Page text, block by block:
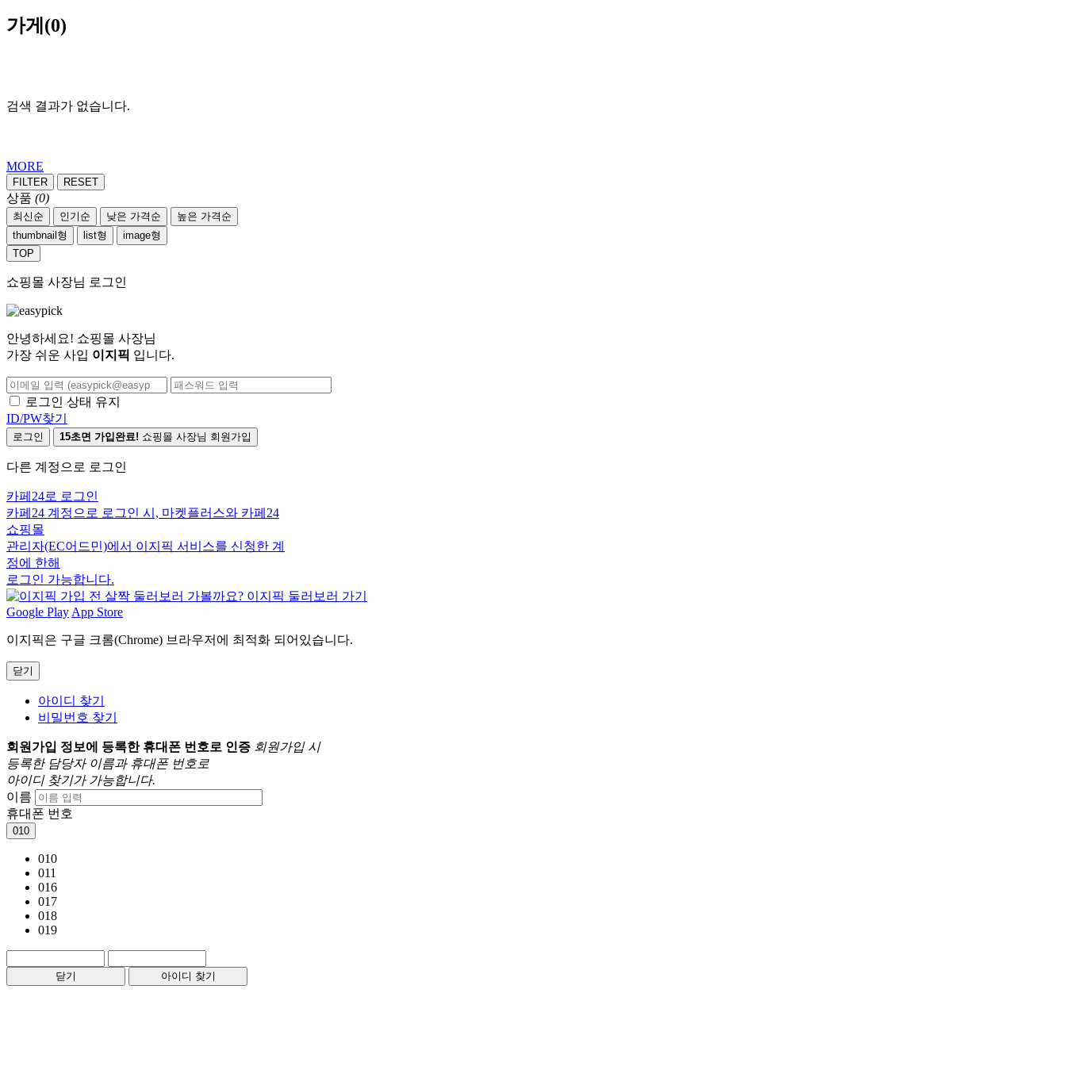
가게 (0)
검색 결과가 없습니다.
MORE
FILTER RESET
상품 (0)
최신순 인기순 낮은 가격순
높은 가격순
thumbnail형
list형
image형
TOP
쇼핑몰 사장님 로그인
안녕하세요! 쇼핑몰 사장님
가장 쉬운 사입 이지픽 입니다.
로그인 상태 유지
ID/PW찾기
로그인 15초면 가입완료! 쇼핑몰 사장님 회원가입
다른 계정으로 로그인
카페24로 로그인
카페24 계정으로 로그인 시, 마켓플러스와 카페24
쇼핑몰
관리자(EC어드민)에서 이지픽 서비스를 신청한 계
정에 한해
로그인 가능합니다.
Google Play App Store
이지픽은 구글 크롬(Chrome) 브라우저에 최적화 되어있습니다.
닫기
아이디 찾기
비밀번호 찾기
회원가입 정보에 등록한 휴대폰 번호로 인증 회원가입 시
등록한 담당자 이름과 휴대폰 번호로
아이디 찾기가 가능합니다.
이름
휴대폰 번호
010
010
011
016
017
018
019
닫기 아이디 찾기